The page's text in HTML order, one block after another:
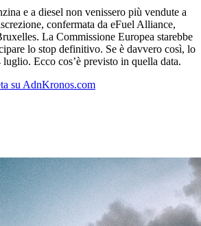
e a diesel non venissero più vendute a
confermata da eFuel Alliance,
La Commissione Europea starebbe
lo stop definitivo. Se è davvero così, lo
Ecco cos’è previsto in quella data.
su AdnKronos.com